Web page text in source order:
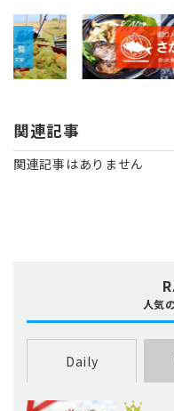
関連記事
関連記事はありません
人気
Daily